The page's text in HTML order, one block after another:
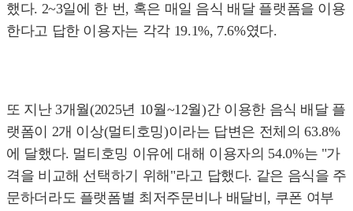
했다. 2~3일에 한 번, 혹은 매일 음식 배달 플랫폼을 이용
한다고 답한 이용자는 각각 19.1%, 7.6%였다.
또 지난 3개월(2025년 10월~12월)간 이용한 음식 배달 플
랫폼이 2개 이상(멀티호밍)이라는 답변은 전체의 63.8%
에 달했다. 멀티호밍 이유에 대해 이용자의 54.0%는 "가
격을 비교해 선택하기 위해"라고 답했다. 같은 음식을 주
문하더라도 플랫폼별 최저주문비나 배달비, 쿠폰 여부